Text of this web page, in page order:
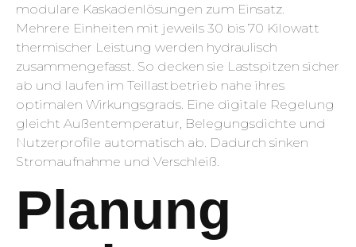
modulare Kaskadenlösungen zum Einsatz.
Mehrere Einheiten mit jeweils 30 bis 70 Kilowatt
thermischer Leistung werden hydraulisch
zusammengefasst. So decken sie Lastspitzen sicher
ab und laufen im Teillastbetrieb nahe ihres
optimalen Wirkungsgrads. Eine digitale Regelung
gleicht Außentemperatur, Belegungsdichte und
Nutzerprofile automatisch ab. Dadurch sinken
Stromaufnahme und Verschleiß.
Planung